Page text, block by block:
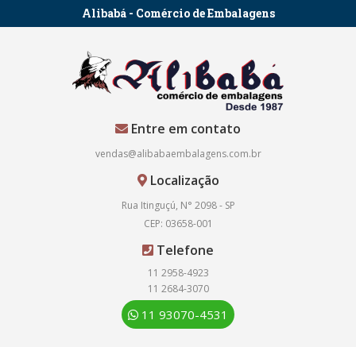
Alibabá - Comércio de Embalagens
Entre em contato
vendas@alibabaembalagens.com.br
Localização
Rua Itinguçú, N° 2098 - SP
CEP: 03658-001
Telefone
11 2958-4923
11 2684-3070
11 93070-4531